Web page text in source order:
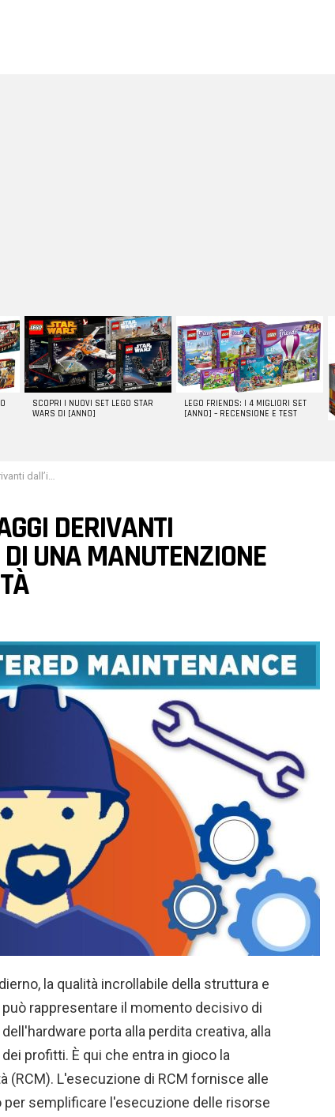
SCOPRI I NUOVI SET LEGO STAR
WARS DI [ANNO]
LEGO FRIENDS: I 4 MIGLIORI SET
[ANNO] – RECENSIONE E TEST
basata sull’affidabilità
DERIVANTI
UNA MANUTENZIONE
la qualità incrollabile della struttura e
rappresentare il momento decisivo di
porta alla perdita creativa, alla
profitti. È qui che entra in gioco la
L'esecuzione di RCM fornisce alle
semplificare l'esecuzione delle risorse